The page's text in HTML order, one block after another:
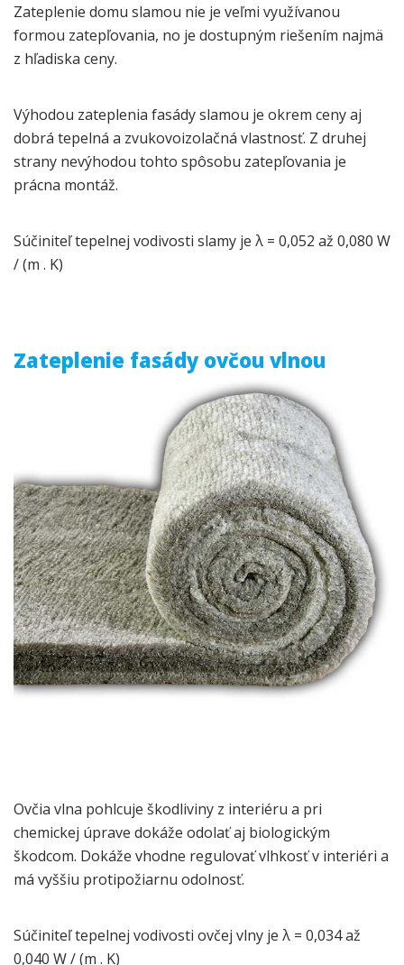
Zateplenie domu slamou nie je veľmi využívanou
formou zatepľovania, no je dostupným riešením najmä
z hľadiska ceny.
Výhodou zateplenia fasády slamou je okrem ceny aj
dobrá tepelná a zvukovoizolačná vlastnosť. Z druhej
strany nevýhodou tohto spôsobu zatepľovania je
prácna montáž.
Súčiniteľ tepelnej vodivosti slamy je λ = 0,052 až 0,080 W
/ (m . K)
Zateplenie fasády ovčou vlnou
Ovčia vlna pohlcuje škodliviny z interiéru a pri
chemickej úprave dokáže odolať aj biologickým
škodcom. Dokáže vhodne regulovať vlhkosť v interiéri a
má vyššiu protipožiarnu odolnosť.
Súčiniteľ tepelnej vodivosti ovčej vlny je λ = 0,034 až
0,040 W / (m . K)